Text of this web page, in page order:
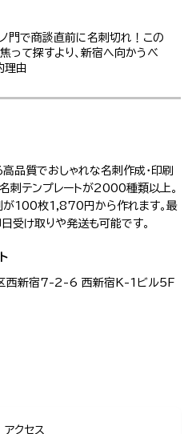
ノ門で商談直前に名刺切れ！この
って探すより、新宿へ向かうべ
理由
品質でおしゃれな名刺作成・印刷
刺テンプレートが2000種類以上。
が100枚1,870円から作れます。最
受け取りや発送も可能です。
西新宿7-2-6 西新宿K-1ビル5F
アクセス